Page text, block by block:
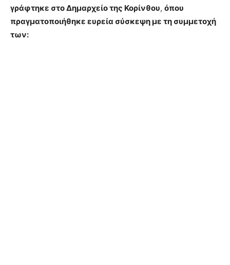
γράφτηκε στο Δημαρχείο της Κορίνθου, όπου
πραγματοποιήθηκε ευρεία σύσκεψη με τη συμμετοχή
των: